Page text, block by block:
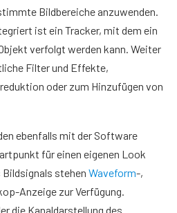
Bildbereiche anzuwenden.
ist ein Tracker, mit dem ein
verfolgt werden kann. Weiter
Filter und Effekte,
oder zum Hinzufügen von
ebenfalls mit der Software
für einen eigenen Look
Bildsignals stehen Waveform-,
Anzeige zur Verfügung.
die Kanaldarstellung des